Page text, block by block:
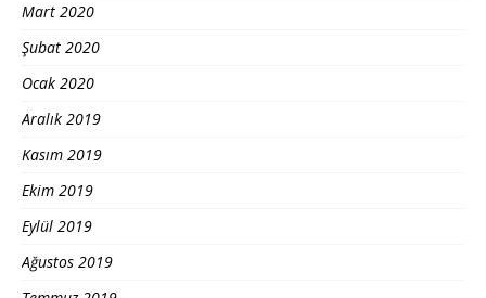
Mart 2020
Şubat 2020
Ocak 2020
Aralık 2019
Kasım 2019
Ekim 2019
Eylül 2019
Ağustos 2019